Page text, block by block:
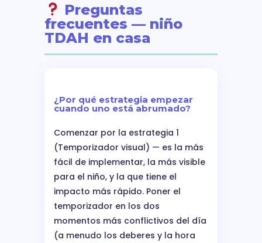
Preguntas
frecuentes — niño
TDAH en casa
¿Por qué estrategia empezar
cuando uno está abrumado?
Comenzar por la estrategia 1
(Temporizador visual) — es la más
fácil de implementar, la más visible
para el niño, y la que tiene el
impacto más rápido. Poner el
temporizador en los dos
momentos más conflictivos del día
(a menudo los deberes y la hora